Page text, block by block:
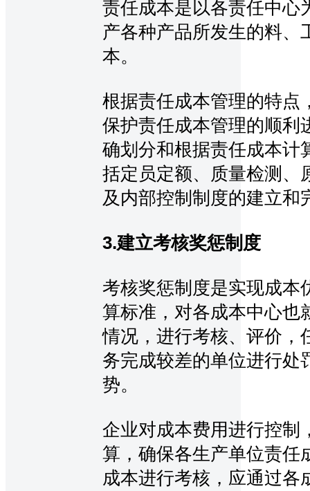
责任成本是以各责任中心
产各种产品所发生的料、
本。
根据责任成本管理的特点
保护责任成本管理的顺利
确划分和根据责任成本计
括定员定额、质量检测、
及内部控制制度的建立和
3.建立考核奖惩制度
考核奖惩制度是实现成本
算标准，对各成本中心也
情况，进行考核、评价，
务完成较差的单位进行处
势。
企业对成本费用进行控制
算，确保各生产单位责任
成本进行考核，应通过各